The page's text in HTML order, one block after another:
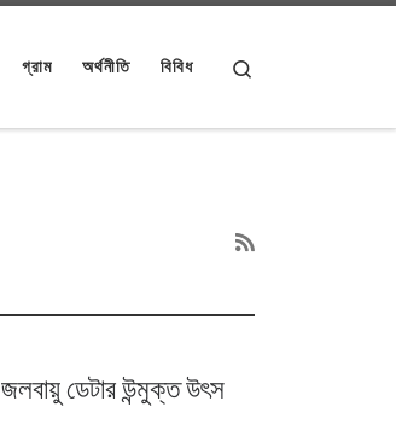
গ্রাম অর্থনীতি বিবিধ
জলবায়ু ডেটার উন্মুক্ত উৎস